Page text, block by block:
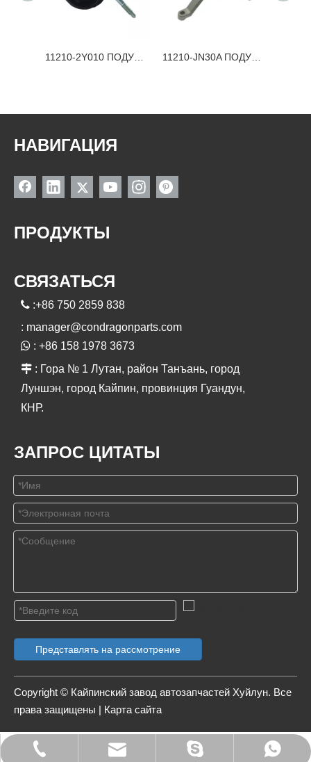
НАВИГАЦИЯ
ПРОДУКТЫ
СВЯЗАТЬСЯ
 :+86 750 2859 838
: manager@condragonparts.com
 : +86 158 1978 3673
 : Гора № 1 Лутан, район Танъань, город
Луншэн, город Кайпин, провинция Гуандун,
КНР.
ЗАПРОС ЦИТАТЫ
Представлять на рассмотрение
Copyright © Кайпинский завод автозапчастей Хуйлун. Все
права защищены | Карта сайта
Электронная почта